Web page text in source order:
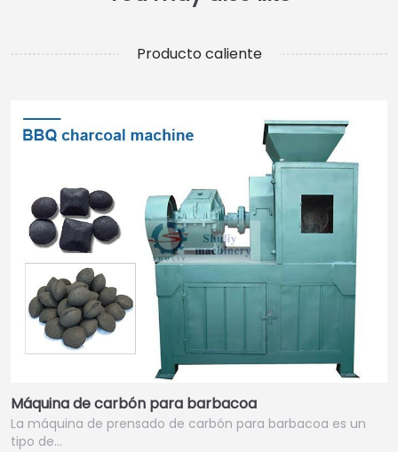
Producto caliente
Máquina de carbón para barbacoa
La máquina de prensado de carbón para barbacoa es un
tipo de…